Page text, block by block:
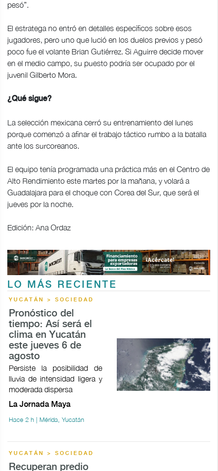
pesó”.
El estratega no entró en detalles específicos sobre esos
jugadores, pero uno que lució en los duelos previos y pesó
poco fue el volante Brian Gutiérrez. Si Aguirre decide mover
en el medio campo, su puesto podría ser ocupado por el
juvenil Gilberto Mora.
¿Qué sigue?
La selección mexicana cerró su entrenamiento del lunes
porque comenzó a afinar el trabajo táctico rumbo a la batalla
ante los surcoreanos.
El equipo tenía programada una práctica más en el Centro de
Alto Rendimiento este martes por la mañana, y volará a
Guadalajara para el choque con Corea del Sur, que será el
jueves por la noche.
Edición: Ana Ordaz
LO MÁS RECIENTE
YUCATÁN > SOCIEDAD
Pronóstico del
tiempo: Así será el
clima en Yucatán
este jueves 6 de
agosto
Persiste la posibilidad de
lluvia de intensidad ligera y
moderada dispersa
La Jornada Maya
Hace 2 h | Mérida, Yucatán
YUCATÁN > SOCIEDAD
Recuperan predio